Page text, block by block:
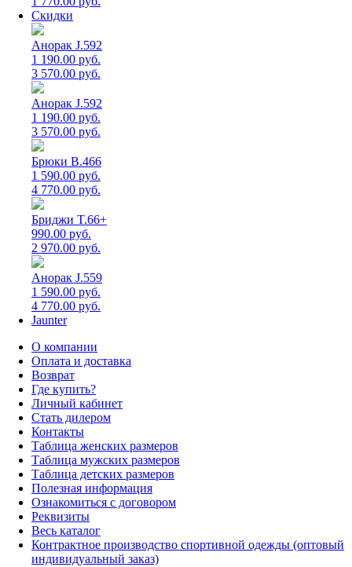
Скидки
Анорак J.592
1 190.00 руб.
3 570.00 руб.
Анорак J.592
1 190.00 руб.
3 570.00 руб.
Брюки B.466
1 590.00 руб.
4 770.00 руб.
Бриджи T.66+
990.00 руб.
2 970.00 руб.
Анорак J.559
1 590.00 руб.
4 770.00 руб.
Jaunter
О компании
Оплата и доставка
Возврат
Где купить?
Личный кабинет
Стать дилером
Контакты
Таблица женских размеров
Таблица мужских размеров
Таблица детских размеров
Полезная информация
Ознакомиться с договором
Реквизиты
Весь каталог
Контрактное производство спортивной одежды (оптовый
индивидуальный заказ)